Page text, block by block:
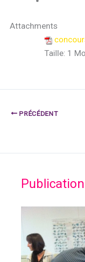
Attachments
Taille: 1 Mo
PRÉCÉDENT